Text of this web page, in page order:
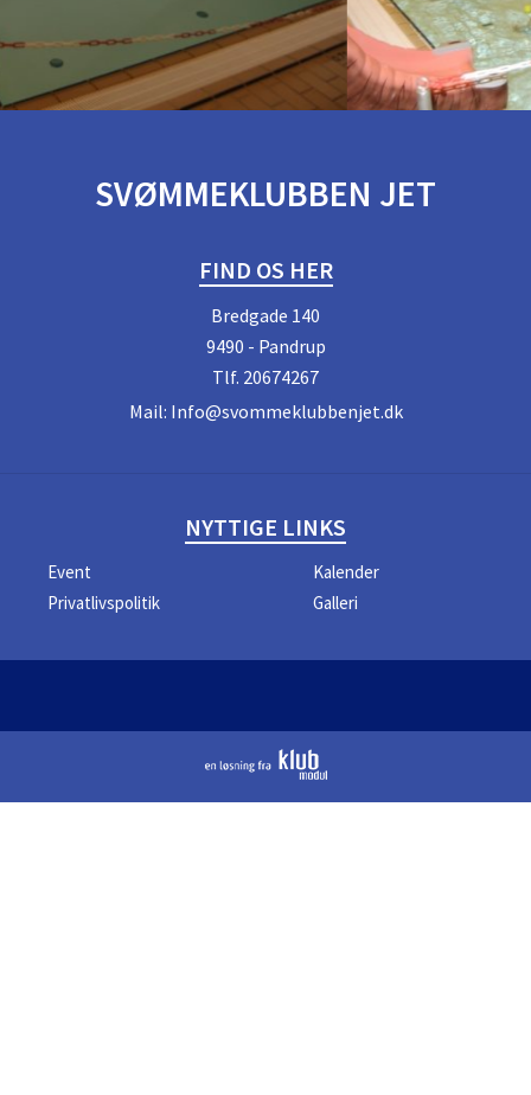
SVØMMEKLUBBEN JET
FIND OS HER
Bredgade 140
9490 - Pandrup
Tlf. 20674267
Mail: Info@svommeklubbenjet.dk
NYTTIGE LINKS
Event
Kalender
Privatlivspolitik
Galleri